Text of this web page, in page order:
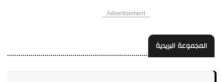
Advertisement
المجموعة البريدية